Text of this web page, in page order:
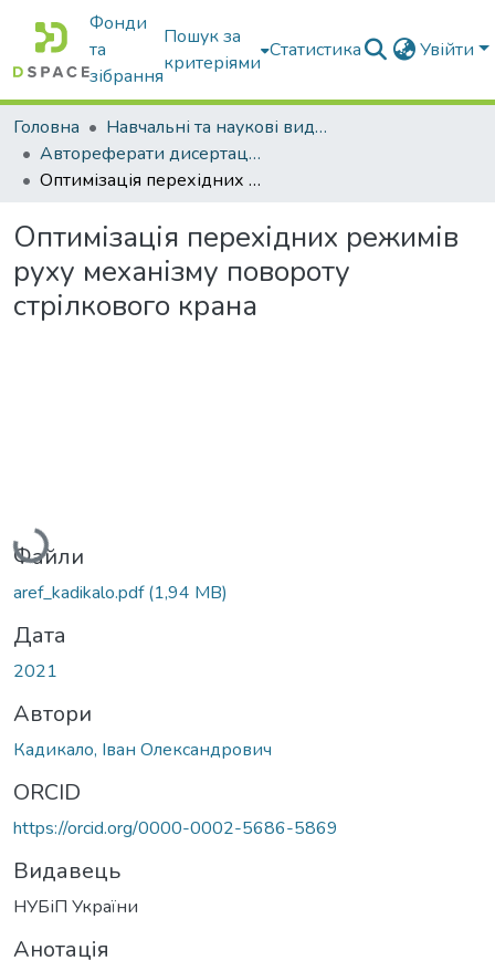
Фонди
та
зібрання
Пошук за
критеріями
Статистика Увійти
Головна
Навчальні та наукові видання
Автореферати дисертацій та дисертації
Оптимізація перехідних режимів руху механізму повороту стрілкового крана
Оптимізація перехідних режимів
руху механізму повороту
стрілкового крана
Вантажиться...
Файли
aref_kadikalo.pdf(1,94 MB)
Дата
2021
Автори
Кадикало, Іван Олександрович
ORCID
https://orcid.org/0000-0002-5686-5869
Видавець
НУБіП України
Анотація